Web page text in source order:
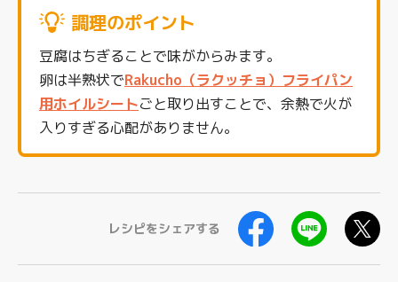
調理のポイント
豆腐はちぎることで味がからみます。
卵は半熟状でRakucho（ラクッチョ）フライパン
用ホイルシートごと取り出すことで、余熱で火が
入りすぎる心配がありません。
レシピをシェアする